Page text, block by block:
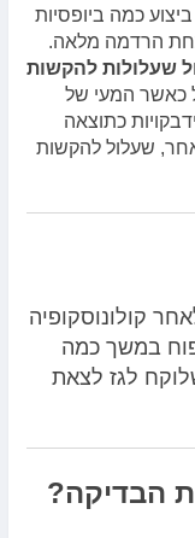
כמה ביופסיות
תחת הרדמה מלאה.
שעלולות להקשות
כאשר המעי של
כתוצאה
שעלול להקשות
קולונוסקופיה
במשך כמה
לגז לצאת
הבדיקה?